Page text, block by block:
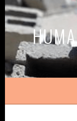
Skip
to
content